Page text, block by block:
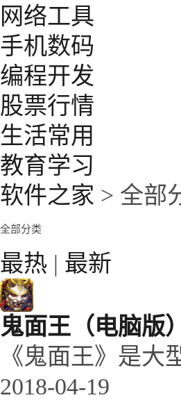
网络工具
手机数码
编程开发
股票行情
生活常用
教育学习
软件之家 > 全部
全部分类
最热 | 最新
鬼面王（电脑版）
《鬼面王》是大
2018-04-19